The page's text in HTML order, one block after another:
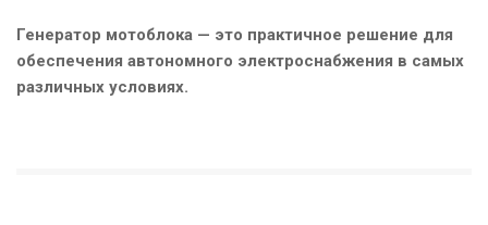
Генератор мотоблока — это практичное решение для
обеспечения автономного электроснабжения в самых
различных условиях.